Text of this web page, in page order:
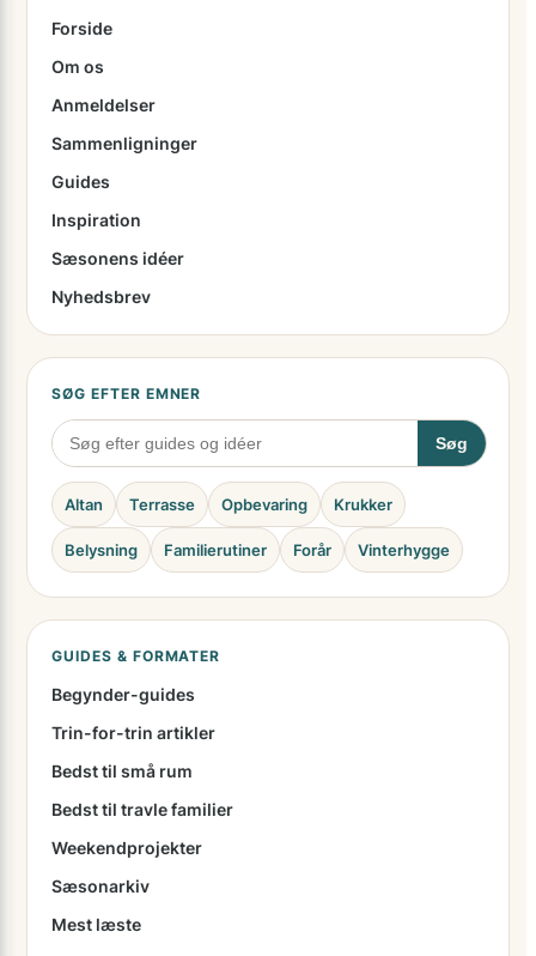
Forside
Om os
Anmeldelser
Sammenligninger
Guides
Inspiration
Sæsonens idéer
Nyhedsbrev
SØG EFTER EMNER
Søg
Altan Terrasse Opbevaring Krukker
Belysning Familierutiner Forår Vinterhygge
GUIDES & FORMATER
Begynder-guides
Trin-for-trin artikler
Bedst til små rum
Bedst til travle familier
Weekendprojekter
Sæsonarkiv
Mest læste